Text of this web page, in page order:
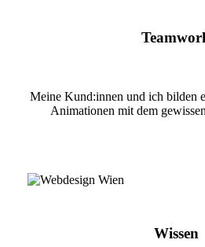
Meine Kund:innen und ich bilden
Animationen mit dem
Wissen